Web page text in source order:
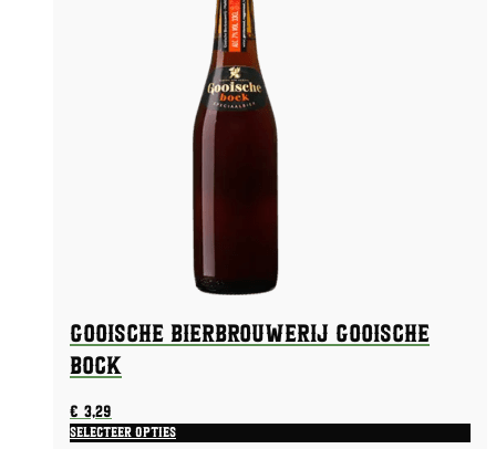
Gooische Bierbrouwerij Gooische
Bock
€3,29
Selecteer opties